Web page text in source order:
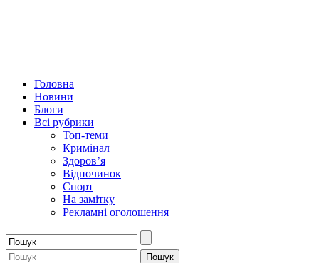
Головна
Новини
Блоги
Всі рубрики
Топ-теми
Кримінал
Здоров’я
Відпочинок
Спорт
На замітку
Рекламні оголошення